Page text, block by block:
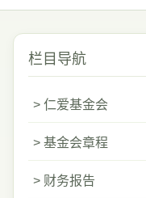
栏目导航
> 仁爱基金会
> 基金会章程
> 财务报告